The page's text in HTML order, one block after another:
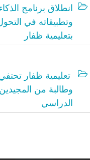
انطلاق برنامج
وتطبيقاته في
بتعليمية ظفار
وطالبة من
الدراسي